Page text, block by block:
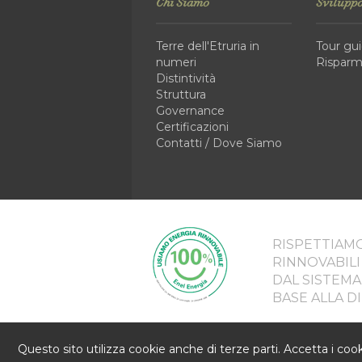
Questo sito utilizza cookie anche di terze parti. Accetta i
Terre dell'Etruria in
numeri
Distintività
Struttura
Governance
Certificazioni
Contatti / Dove Siamo
Tour
DAL
BASE ALLA